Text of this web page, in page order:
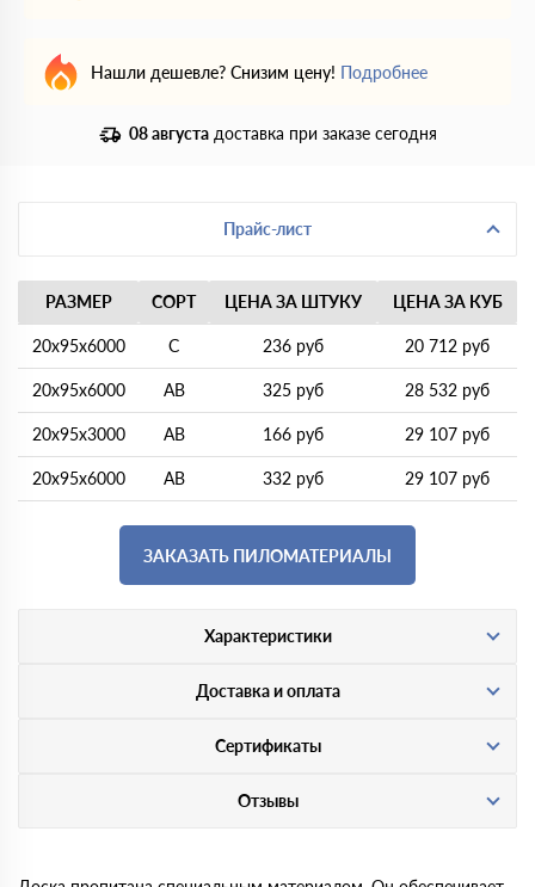
Нашли дешевле? Снизим цену! Подробнее
08 августа доставка при заказе сегодня
Прайс-лист
РАЗМЕР СОРТ ЦЕНА ЗА ШТУКУ ЦЕНА ЗА КУБ
20х95х6000 С 236 руб 20 712 руб
20х95х6000 АВ 325 руб 28 532 руб
20х95х3000 АВ 166 руб 29 107 руб
20х95х6000 АВ 332 руб 29 107 руб
ЗАКАЗАТЬ ПИЛОМАТЕРИАЛЫ
Характеристики
Доставка и оплата
Сертификаты
Отзывы